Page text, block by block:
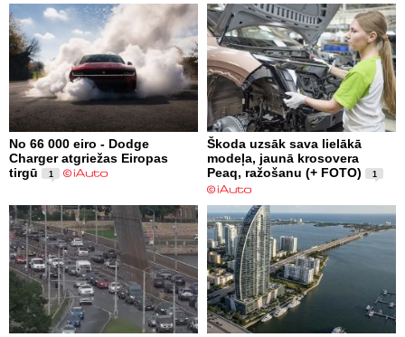
No 66 000 eiro - Dodge
Charger atgriežas Eiropas
tirgū
1
Škoda uzsāk sava lielākā
modeļa, jaunā krosovera
Peaq, ražošanu (+ FOTO)
1